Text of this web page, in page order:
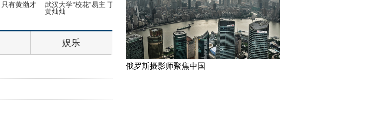
武汉大学“校花”易主 丁婷婷取代
人狗不了情，14年前它被主人收
养，谁知他们却相继患上癌症
实拍青海四川的冬虫夏草采
挖“大军”
娱乐
俄罗斯摄影师聚焦中国